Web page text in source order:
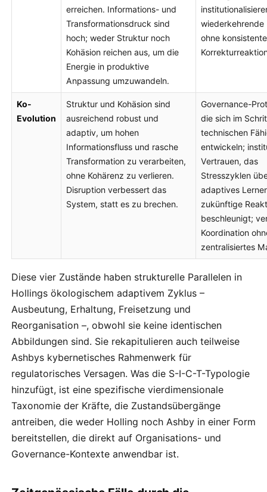
erreichen. Informations- und
Transformationsdruck sind
hoch; weder Struktur noch
Kohäsion reichen aus, um die
Energie in produktive
Anpassung umzuwandeln.
wiederkehrende
ohne konsistente
Ko-
Evolution
Struktur und Kohäsion sind
ausreichend robust und
adaptiv, um hohen
Informationsfluss und rasche
Transformation zu verarbeiten,
ohne Kohärenz zu verlieren.
Disruption verbessert das
System, statt es zu brechen.
Governance-
die sich im
technischen
entwickeln;
Vertrauen, das
Stresszyklen
adaptives
zukünftige
beschleunigt;
Koordination
zentralisiertes
Diese vier Zustände haben strukturelle Parallelen in
Hollings ökologischem adaptivem Zyklus –
Ausbeutung, Erhaltung, Freisetzung und
Reorganisation –, obwohl sie keine identischen
Abbildungen sind. Sie rekapitulieren auch teilweise
Ashbys kybernetisches Rahmenwerk für
regulatorisches Versagen. Was die S-I-C-T-Typologie
hinzufügt, ist eine spezifische vierdimensionale
Taxonomie der Kräfte, die Zustandsübergänge
antreiben, die weder Holling noch Ashby in einer Form
bereitstellen, die direkt auf Organisations- und
Governance-Kontexte anwendbar ist.